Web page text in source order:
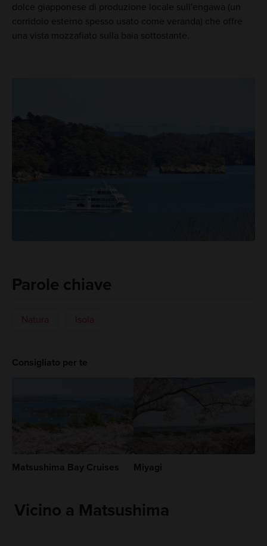
dolce giapponese di produzione locale sull'engawa (un
corridoio esterno spesso usato come veranda) che offre
una vista mozzafiato sulla baia sottostante.
Parole chiave
Natura Isola
Consigliato per te
Matsushima Bay Cruises Miyagi
Vicino a Matsushima